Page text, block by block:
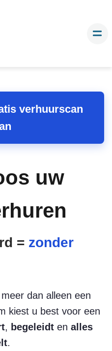
verhuurscan
uw
= zonder
dan alleen een
kiest u best voor een
, begeleidt en alles
.